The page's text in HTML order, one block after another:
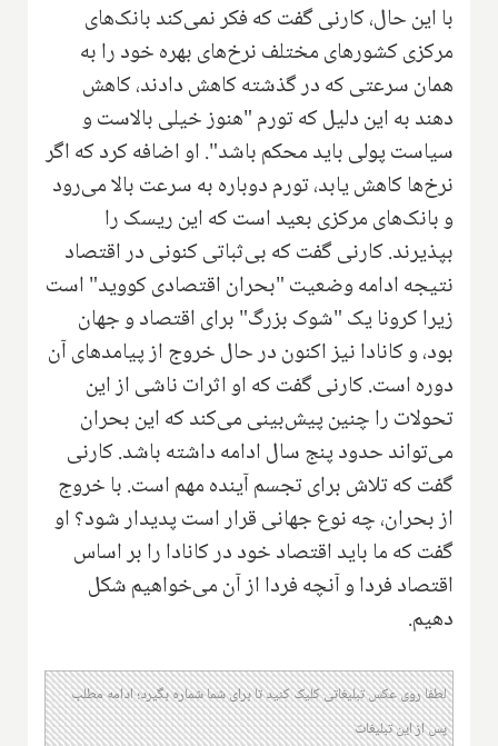
با این حال، کارنی گفت که فکر نمی‌کند بانک‌های
مرکزی کشورهای مختلف نرخ‌های بهره خود را به
همان سرعتی که در گذشته کاهش دادند، کاهش
دهند به این دلیل که تورم "هنوز خیلی بالاست و
سیاست پولی باید محکم باشد". او اضافه کرد که اگر
نرخ‌ها کاهش یابد، تورم دوباره به سرعت بالا می‌رود
و بانک‌های مرکزی بعید است که این ریسک را
بپذیرند. کارنی گفت که بی‌ثباتی کنونی در اقتصاد
نتیجه ادامه وضعیت "بحران اقتصادی کووید" است
زیرا کرونا یک "شوک بزرگ" برای اقتصاد و جهان
بود، و کانادا نیز اکنون در حال خروج از پیامدهای آن
دوره است. کارنی گفت که او اثرات ناشی از این
تحولات را چنین پیش‌بینی می‌کند که این بحران
می‌تواند حدود پنج سال ادامه داشته باشد. کارنی
گفت که تلاش برای تجسم آینده مهم است. با خروج
از بحران، چه نوع جهانی قرار است پدیدار شود؟ او
گفت که ما باید اقتصاد خود در کانادا را بر اساس
اقتصاد فردا و آنچه فردا از آن می‌خواهیم شکل
دهیم.
لطفا روی عکس تبلیغاتی کلیک کنید تا برای شما شماره بگیرد؛ ادامه مطلب
پس از این تبلیغات